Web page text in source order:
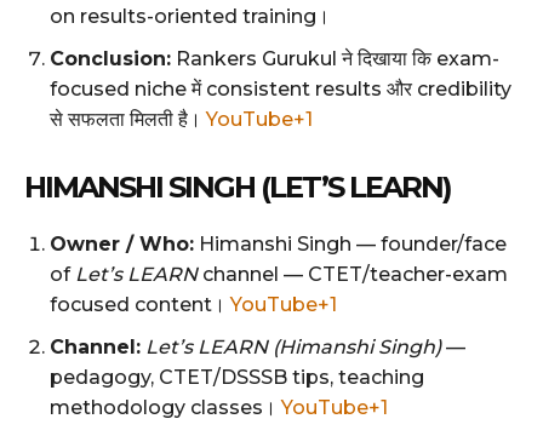
on results-oriented training।
Conclusion: Rankers Gurukul ने दिखाया कि exam-
focused niche में consistent results और credibility
से सफलता मिलती है। YouTube+1
HIMANSHI SINGH (LET’S LEARN)
Owner / Who: Himanshi Singh — founder/face
of Let’s LEARNchannel — CTET/teacher-exam
focused content। YouTube+1
Channel: Let’s LEARN (Himanshi Singh)—
pedagogy, CTET/DSSSB tips, teaching
methodology classes। YouTube+1